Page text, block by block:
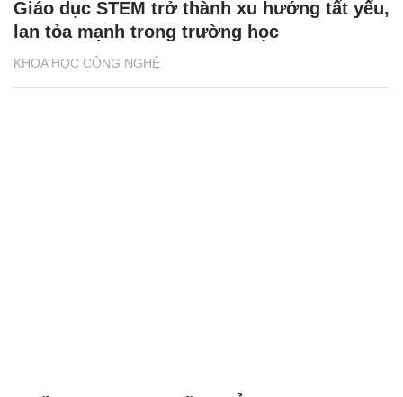
KHOA HỌC CÔNG NGHỆ
Giáo dục STEM trở thành xu hướng tất yếu,
lan tỏa mạnh trong trường học